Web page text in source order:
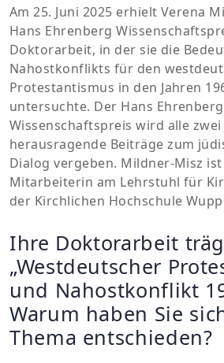
Am 25. Juni 2025 erhielt Verena
Hans Ehrenberg
Doktorarbeit, in der sie die
Nahostkonflikts für den
Protestantismus in den Jahren
untersuchte. Der Hans Ehrenberg
Wissenschaftspreis wird alle
herausragende Beiträge zum
Dialog vergeben. Mildner-Misz
Mitarbeiterin am Lehrstuhl für
der Kirchlichen Hochschule
Ihre Doktorarbeit
„Westdeutscher
und Nahostkonflikt
Warum haben Sie
Thema entschieden?